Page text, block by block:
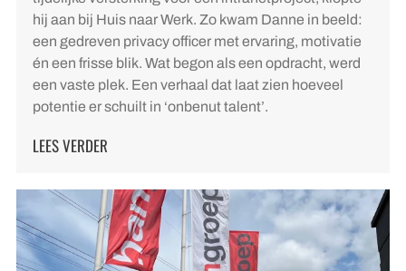
hij aan bij Huis naar Werk. Zo kwam Danne in beeld:
een gedreven privacy officer met ervaring, motivatie
én een frisse blik. Wat begon als een opdracht, werd
een vaste plek. Een verhaal dat laat zien hoeveel
potentie er schuilt in ‘onbenut talent’.
LEES VERDER